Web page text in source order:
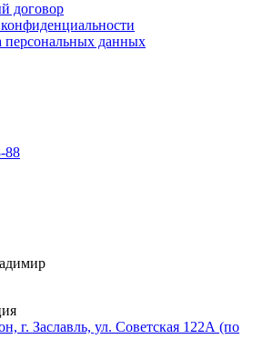
договор
персональных данных
88
г. Заславль, ул. Советская 122А (по